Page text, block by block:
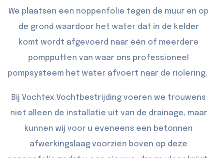
We plaatsen een noppenfolie tegen de muur en op
de grond waardoor het water dat in de kelder
komt wordt afgevoerd naar één of meerdere
pompputten van waar ons professioneel
pompsysteem het water afvoert naar de riolering.
Bij Vochtex Vochtbestrijding voeren we trouwens
niet alleen de installatie uit van de drainage, maar
kunnen wij voor u eveneens een betonnen
afwerkingslaag voorzien boven op deze